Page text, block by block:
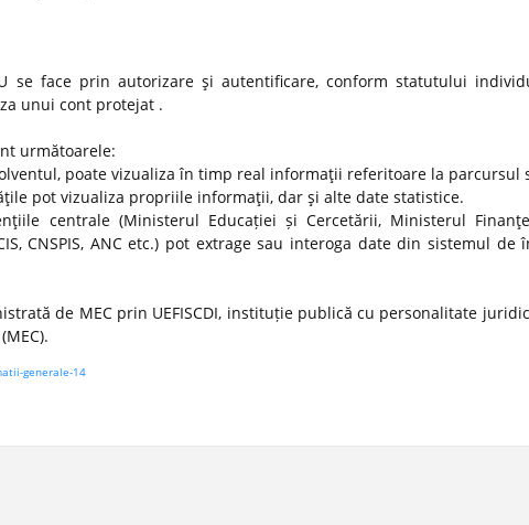
se face prin autorizare şi autentificare, conform statutului
unui cont protejat .
următoarele:
poate vizualiza în timp real informaţii referitoare la parcursul
pot vizualiza propriile informaţii, dar şi alte date statistice.
centrale (Ministerul Educației și Cercetării, Ministerul
CNSPIS, ANC etc.) pot extrage sau interoga date din sistemul
de MEC prin UEFISCDI, instituție publică cu personalitate
generale-14